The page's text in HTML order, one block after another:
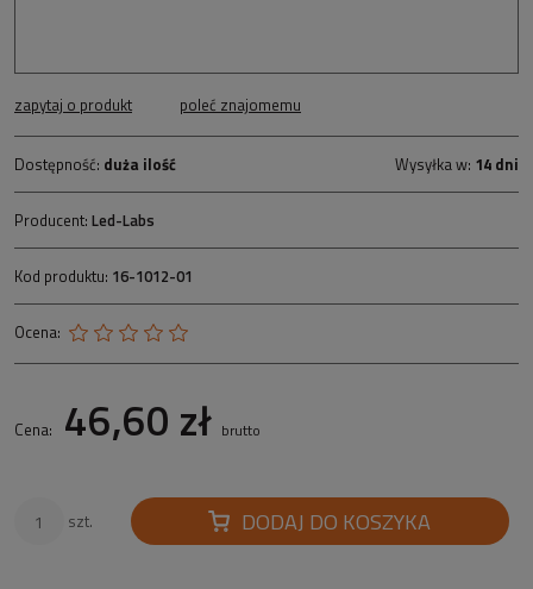
zapytaj o produkt poleć znajomemu
Dostępność: duża ilość Wysyłka w: 14 dni
Producent: Led-Labs
Kod produktu: 16-1012-01
Ocena:
Cena: 46,60 zł brutto
szt. DODAJ DO KOSZYKA